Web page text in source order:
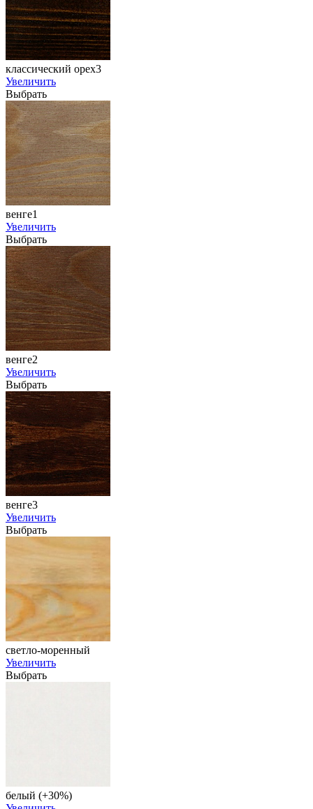
классический орех3
Увеличить
Выбрать
венге1
Увеличить
Выбрать
венге2
Увеличить
Выбрать
венге3
Увеличить
Выбрать
светло-моренный
Увеличить
Выбрать
белый (+30%)